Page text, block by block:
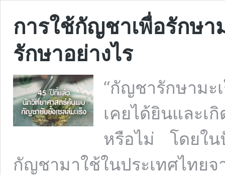
การใช้กัญชาเพื่อรักษา
รักษาอย่างไร
“กัญชารักษามะ
เคยได้ยินและเ
หรือไม่ โดยใน
กัญชามาใช้ในประเทศไทย